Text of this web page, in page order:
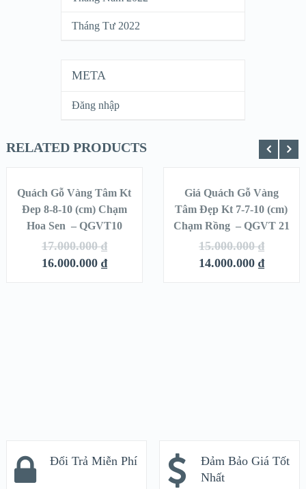
Tháng Tư 2022
META
Đăng nhập
RELATED PRODUCTS
SALE!
QUICK LOOK
VIEW DETAILS
THÊM VÀO
Quách Gỗ Vàng Tâm Kt
Đep 8-8-10 (cm) Chạm
Hoa Sen – QGVT10
17.000.000₫
16.000.000 ₫
SALE!
QUICK LOOK
VIEW DETAILS
Giá Quách Gỗ Vàng
Tâm Đẹp Kt 7-7-10 (cm)
Chạm Rồng – QGVT 21
15.000.000₫
14.000.000 ₫
Đổi Trả Miễn Phí
Đảm Bảo Giá Tốt
Nhất